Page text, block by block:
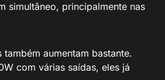
simultâneo, principalmente nas
aumentam bastante.
com várias saídas, eles já